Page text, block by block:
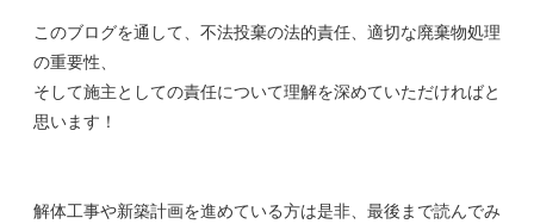
このブログを通して、不法投棄の法的責任、適切な廃棄物処理
の重要性、
そして施主としての責任について理解を深めていただければと
思います！
解体工事や新築計画を進めている方は是非、最後まで読んでみ